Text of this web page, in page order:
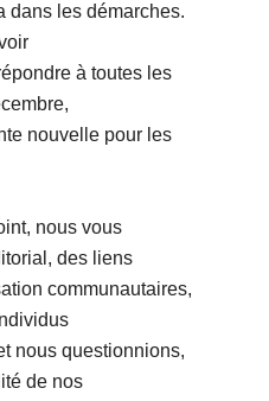
dans les démarches.
à toutes les
nouvelle pour les
nous vous
des liens
communautaires,
nous questionnions,
de nos